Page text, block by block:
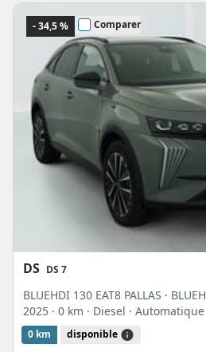
- 34,5 % Comparer
DS DS 7
BLUEHDI 130 EAT8 PALLAS ·
2025 · 0 km · Diesel · Automatique
0 km disponible